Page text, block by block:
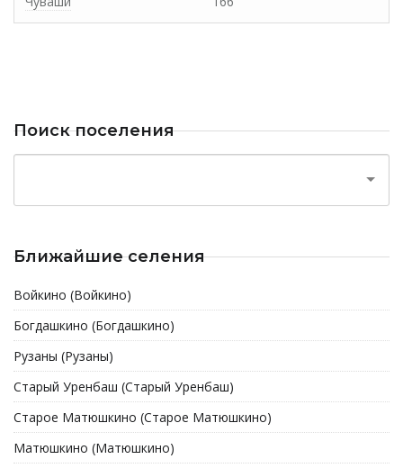
Поиск поселения
Ближайшие селения
Войкино (Войкино)
Богдашкино (Богдашкино)
Рузаны (Рузаны)
Старый Уренбаш (Старый Уренбаш)
Старое Матюшкино (Старое Матюшкино)
Матюшкино (Матюшкино)